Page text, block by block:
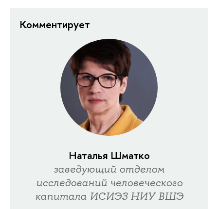
Комментирует
Наталья Шматко
заведующий отделом
исследований человеческого
капитала ИСИЭЗ НИУ ВШЭ